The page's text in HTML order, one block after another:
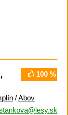
100 %
,
/Abov